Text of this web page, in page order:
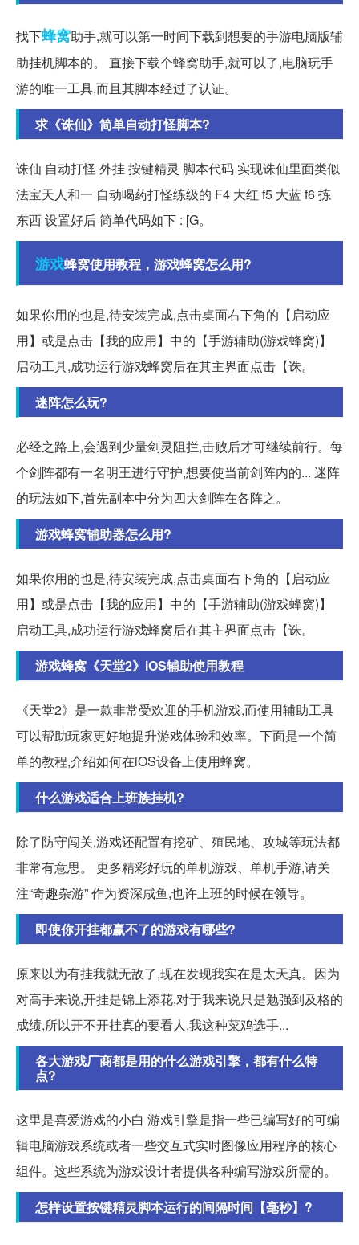
找下蜂窝助手,就可以第一时间下载到想要的手游电脑版辅
助挂机脚本的。 直接下载个蜂窝助手,就可以了,电脑玩手
游的唯一工具,而且其脚本经过了认证。
求《诛仙》简单自动打怪脚本?
诛仙 自动打怪 外挂 按键精灵 脚本代码 实现诛仙里面类似
法宝天人和一 自动喝药打怪练级的 F4 大红 f5 大蓝 f6 拣
东西 设置好后 简单代码如下 : [G。
游戏蜂窝使用教程，游戏蜂窝怎么用?
如果你用的也是,待安装完成,点击桌面右下角的【启动应
用】或是点击【我的应用】中的【手游辅助(游戏蜂窝)】
启动工具,成功运行游戏蜂窝后在其主界面点击【诛。
迷阵怎么玩?
必经之路上,会遇到少量剑灵阻拦,击败后才可继续前行。每
个剑阵都有一名明王进行守护,想要使当前剑阵内的... 迷阵
的玩法如下,首先副本中分为四大剑阵在各阵之。
游戏蜂窝辅助器怎么用?
如果你用的也是,待安装完成,点击桌面右下角的【启动应
用】或是点击【我的应用】中的【手游辅助(游戏蜂窝)】
启动工具,成功运行游戏蜂窝后在其主界面点击【诛。
游戏蜂窝《天堂2》iOS辅助使用教程
《天堂2》是一款非常受欢迎的手机游戏,而使用辅助工具
可以帮助玩家更好地提升游戏体验和效率。下面是一个简
单的教程,介绍如何在iOS设备上使用蜂窝。
什么游戏适合上班族挂机?
除了防守闯关,游戏还配置有挖矿、殖民地、攻城等玩法都
非常有意思。 更多精彩好玩的单机游戏、单机手游,请关
注“奇趣杂游” 作为资深咸鱼,也许上班的时候在领导。
即使你开挂都赢不了的游戏有哪些?
原来以为有挂我就无敌了,现在发现我实在是太天真。因为
对高手来说,开挂是锦上添花,对于我来说只是勉强到及格的
成绩,所以开不开挂真的要看人,我这种菜鸡选手...
各大游戏厂商都是用的什么游戏引擎，都有什么特
点?
这里是喜爱游戏的小白 游戏引擎是指一些已编写好的可编
辑电脑游戏系统或者一些交互式实时图像应用程序的核心
组件。这些系统为游戏设计者提供各种编写游戏所需的。
怎样设置按键精灵脚本运行的间隔时间【毫秒】?